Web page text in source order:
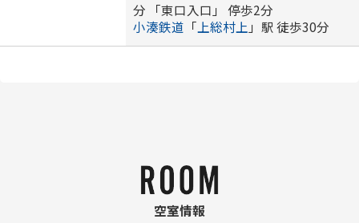
分 「東口入口」 停歩2分
小湊鉄道 「 上総村上 」駅 徒歩30分
空室情報